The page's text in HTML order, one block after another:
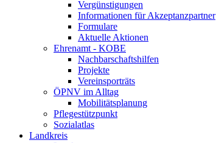
Vergünstigungen
Informationen für Akzeptanzpartner
Formulare
Aktuelle Aktionen
Ehrenamt - KOBE
Nachbarschaftshilfen
Projekte
Vereinsporträts
ÖPNV im Alltag
Mobilitätsplanung
Pflegestützpunkt
Sozialatlas
Landkreis